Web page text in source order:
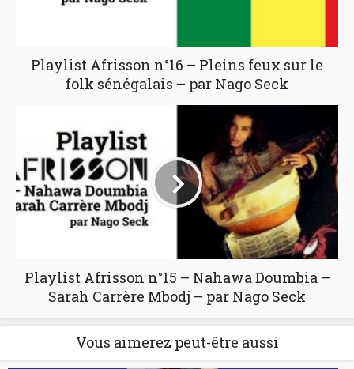
Playlist Afrisson n°16 – Pleins feux sur le
folk sénégalais – par Nago Seck
Playlist Afrisson n°15 – Nahawa Doumbia –
Sarah Carrère Mbodj – par Nago Seck
Vous aimerez peut-être aussi